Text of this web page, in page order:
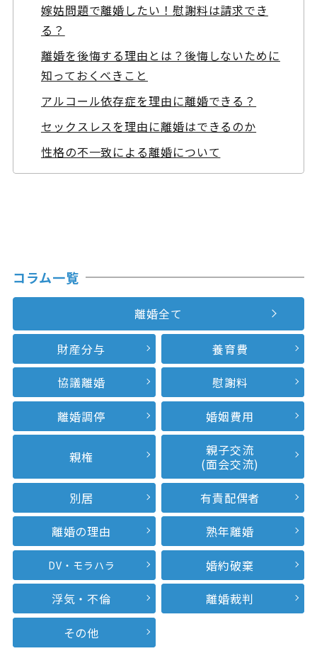
嫁姑問題で離婚したい！慰謝料は請求でき
る？
離婚を後悔する理由とは？後悔しないために
知っておくべきこと
アルコール依存症を理由に離婚できる？
セックスレスを理由に離婚はできるのか
性格の不一致による離婚について
コラム一覧
離婚全て
財産分与
養育費
協議離婚
慰謝料
離婚調停
婚姻費用
親権
親子交流
(面会交流)
別居
有責配偶者
離婚の理由
熟年離婚
DV・モラハラ
婚約破棄
浮気・不倫
離婚裁判
その他